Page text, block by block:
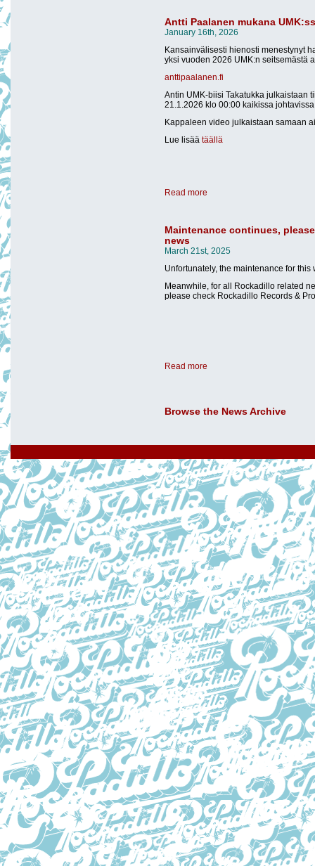
Antti Paalanen mukana
January 16th, 2026
Kansainvälisesti hienosti menestynyt
yksi vuoden 2026 UMK:n seitsemästä
anttipaalanen.fi
Antin UMK-biisi Takatukka julkaistaan
21.1.2026 klo 00:00 kaikissa
Kappaleen video julkaistaan samaan
Lue lisää täällä
Read more
Maintenance continues,
news
March 21st, 2025
Unfortunately, the maintenance for this
Meanwhile, for all Rockadillo related
please check Rockadillo Records &
Read more
Browse the News Archive